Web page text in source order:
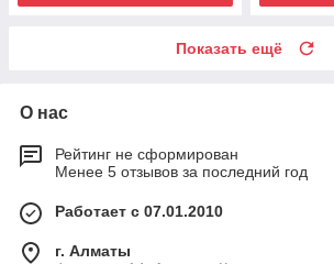
Показать ещё
О нас
Рейтинг не сформирован
Менее 5 отзывов за последний год
Работает с 07.01.2010
г. Алматы